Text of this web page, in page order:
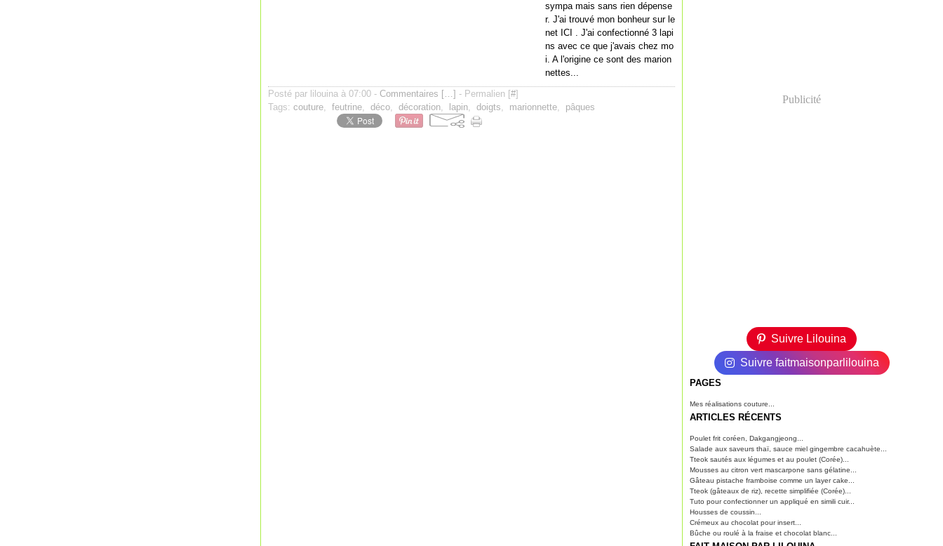
sympa mais sans rien dépense
r. J'ai trouvé mon bonheur sur le
net ICI . J'ai confectionné 3 lapi
ns avec ce que j'avais chez mo
i. A l'origine ce sont des marion
nettes...
Posté par lilouina à 07:00 - Commentaires […] - Permalien [#]
Tags: couture, feutrine, déco, décoration, lapin, doigts, marionnette, pâques
Publicité
Suivre Lilouina
Suivre faitmaisonparlilouina
PAGES
Mes réalisations couture...
ARTICLES RÉCENTS
Poulet frit coréen, Dakgangjeong...
Salade aux saveurs thaï, sauce miel gingembre cacahuète...
Tteok sautés aux légumes et au poulet (Corée)...
Mousses au citron vert mascarpone sans gélatine...
Gâteau pistache framboise comme un layer cake...
Tteok (gâteaux de riz), recette simplifiée (Corée)...
Tuto pour confectionner un appliqué en simili cuir...
Housses de coussin...
Crémeux au chocolat pour insert...
Bûche ou roulé à la fraise et chocolat blanc...